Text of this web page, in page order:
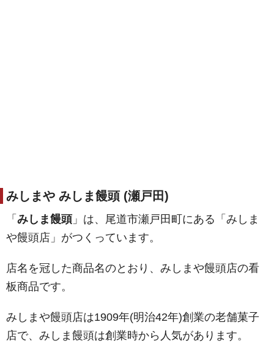
みしまや みしま饅頭 (瀬戸田)
「 みしま饅頭」は、尾道市瀬戸田町にある「みしま
や饅頭店」がつくっています。
店名を冠した商品名のとおり、みしまや饅頭店の看
板商品です。
みしまや饅頭店は1909年(明治42年)創業の老舗菓子
店で、みしま饅頭は創業時から人気があります。